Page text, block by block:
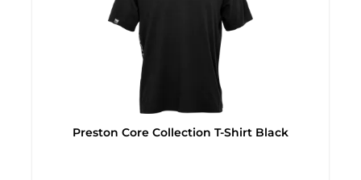
Preston Core Collection T-Shirt Black